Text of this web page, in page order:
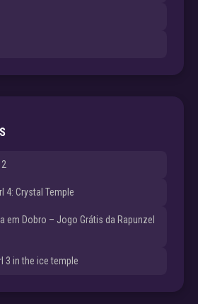
4: Crystal Temple
em Dobro – Jogo Grátis da Rapunzel
3 in the ice temple